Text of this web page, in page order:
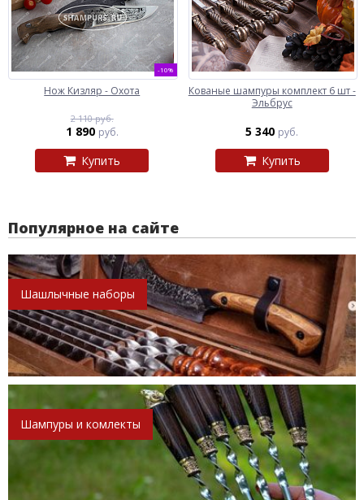
-10%
Нож Кизляр - Охота
2 110 руб.
1 890 руб.
Купить
Кованые шампуры комплект 6 шт -
Эльбрус
5 340 руб.
Купить
Популярное на сайте
Шашлычные наборы
Шампуры и комлекты